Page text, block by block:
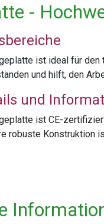
-
ist ideal für
und hilft, den
und
ist CE-
robuste